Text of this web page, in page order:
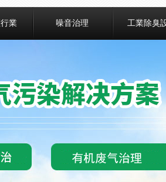
業 噪音治理 工業除臭